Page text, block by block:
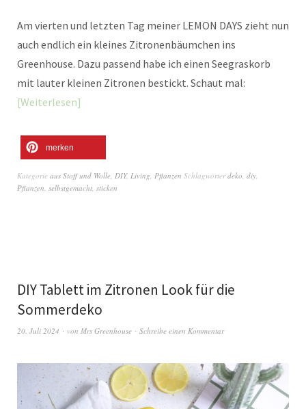
Am vierten und letzten Tag meiner LEMON DAYS zieht nun
auch endlich ein kleines Zitronenbäumchen ins
Greenhouse. Dazu passend habe ich einen Seegraskorb
mit lauter kleinen Zitronen bestickt. Schaut mal:
Weiterlesen
merken
Kategorie aus Stoff und Wolle DIY, Living Pflanzen Schlagwörterdeko diy
Pflanzen selbstgemacht sticken
DIY Tablett im Zitronen Look für die
Sommerdeko
20. Juli 2024 von Mrs Greenhouse Schreibe einen Kommentar